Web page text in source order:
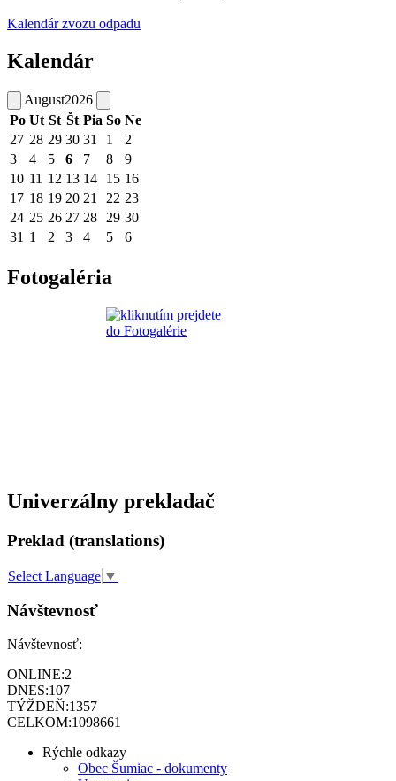
Kalendár zvozu odpadu
Kalendár
August2026
Po Ut St Št Pia So Ne
27 28 29 30 31 1
2
3
4 5 6 7 8
9
10 11 12 13 14 15 16
17 18 19 20 21 22 23
24 25 26 27 28 29 30
31 1 2 3 4 5 6
Fotogaléria
Univerzálny prekladač
Preklad (translations)
Select Language ▼
Návštevnosť
Návštevnosť:
ONLINE:2
DNES:107
TÝŽDEŇ:1357
CELKOM:1098661
Rýchle odkazy
Obec Šumiac - dokumenty